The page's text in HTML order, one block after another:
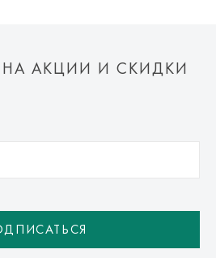
АКЦИИ И СКИДКИ